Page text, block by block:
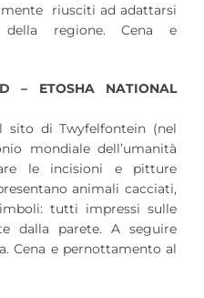
riusciti ad adattarsi
della regione. Cena e
– ETOSHA NATIONAL
sito di Twyfelfontein (nel
mondiale dell’umanità
le incisioni e pitture
animali cacciati,
tutti impressi sulle
dalla parete. A seguire
Cena e pernottamento al